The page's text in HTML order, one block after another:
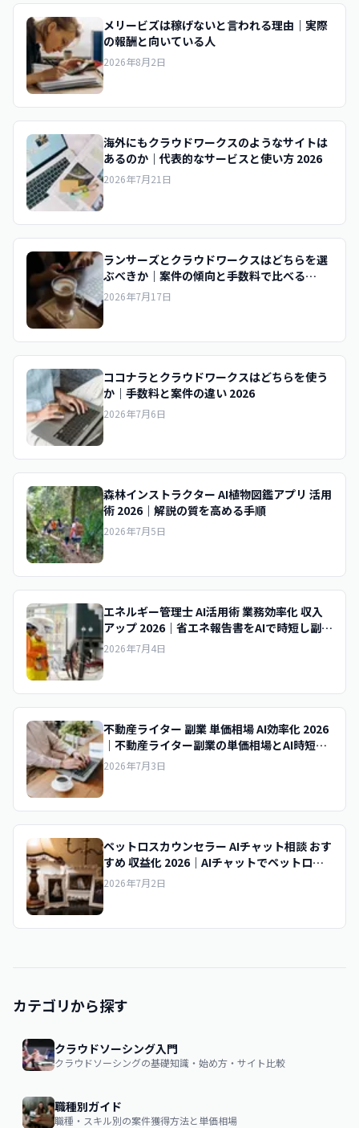
メリービズは稼げないと言われる理由｜実際
の報酬と向いている人
2026年8月2日
海外にもクラウドワークスのようなサイトは
あるのか｜代表的なサービスと使い方 2026
2026年7月21日
ランサーズとクラウドワークスはどちらを選
ぶべきか｜案件の傾向と手数料で比べる
2026
2026年7月17日
ココナラとクラウドワークスはどちらを使う
か｜手数料と案件の違い 2026
2026年7月6日
森林インストラクター AI植物図鑑アプリ 活用
術 2026｜解説の質を高める手順
2026年7月5日
エネルギー管理士 AI活用術 業務効率化 収入
アップ 2026｜省エネ報告書をAIで時短し副業
収入を底上げする実践術
2026年7月4日
不動産ライター 副業 単価相場 AI効率化 2026
｜不動産ライター副業の単価相場とAI時短で
時給を上げるコツ
2026年7月3日
ペットロスカウンセラー AIチャット相談 おす
すめ 収益化 2026｜AIチャットでペットロス
相談を収益化
2026年7月2日
カテゴリから探す
クラウドソーシング入門
クラウドソーシングの基礎知識・始め方・サイト比較
職種別ガイド
職種・スキル別の案件獲得方法と単価相場